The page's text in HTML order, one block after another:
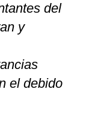
del
y
el debido